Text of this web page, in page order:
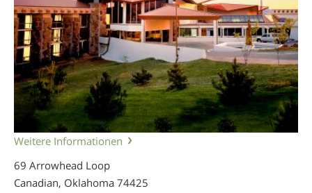
Weitere Informationen
69 Arrowhead Loop
Canadian, Oklahoma 74425